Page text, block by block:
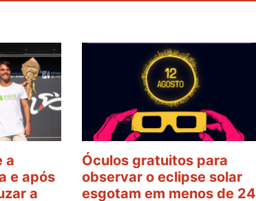
a
e após
a
Óculos gratuitos para
observar o eclipse solar
esgotam em menos de 24